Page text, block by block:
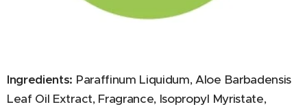
Ingredients: Paraffinum Liquidum, Aloe Barbadensis
Leaf Oil Extract, Fragrance, Isopropyl Myristate,